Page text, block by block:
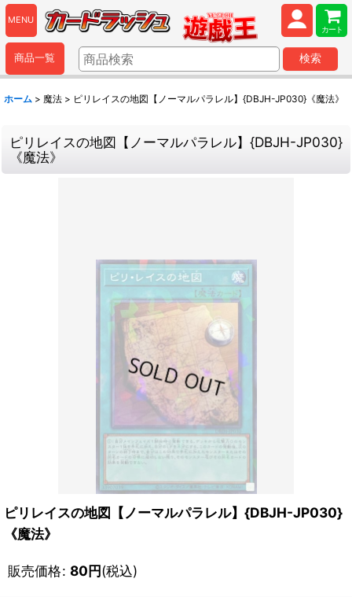
MENU
カート
商品一覧 検索
ホーム > 魔法 > ピリレイスの地図【ノーマルパラレル】{DBJH-JP030}《魔法》
ピリレイスの地図【ノーマルパラレル】{DBJH-JP030}
《魔法》
ピリレイスの地図【ノーマルパラレル】{DBJH-JP030}
《魔法》
販売価格: 80円(税込)